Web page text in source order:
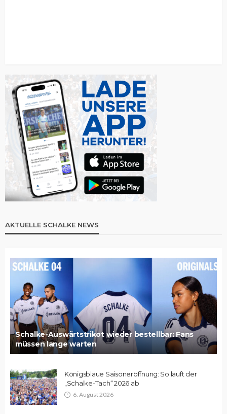
AKTUELLE SCHALKE NEWS
Schalke-Auswärtstrikot wieder bestellbar: Fans
müssen lange warten
Königsblaue Saisoneröffnung: So läuft der
„Schalke-Tach“ 2026 ab
6. August 2026